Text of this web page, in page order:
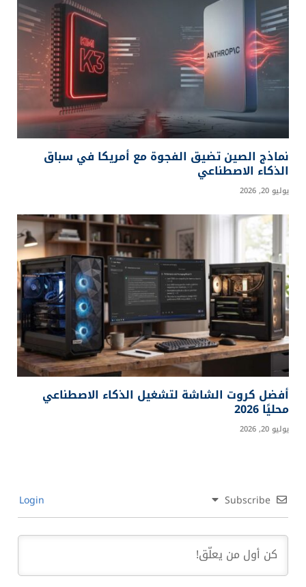
نماذج الصين تضيق الفجوة مع أمريكا في سباق
الذكاء الاصطناعي
يوليو 20, 2026
أفضل كروت الشاشة لتشغيل الذكاء الاصطناعي
محليًا 2026
يوليو 20, 2026
Subscribe